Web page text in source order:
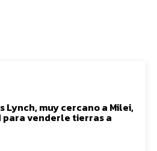
Lynch, muy cercano a Milei,
para venderle tierras a